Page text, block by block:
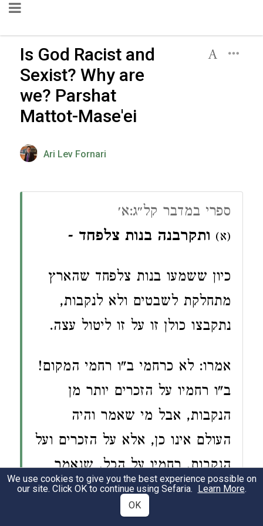
Is God Racist and
Sexist? Why are
we? Parshat
Mattot-Mase'ei
Ari Lev Fornari
ספרי במדבר קל״ג:א׳
(א) ותקרבנה בנות צלפחד -
כיון ששמעו בנות צלפחד שהארץ
מתחלקת לשבטים ולא לנקבות,
נתקבצו כולן זו על זו ליטול עצה.
אמרו: לא כרחמי ב"ו רחמי המקום!
ב"ו רחמיו על הזכרים יותר מן
הנקבות, אבל מי שאמר והיה
העולם אינו כן, אלא על הזכרים ועל
הנקבות, רחמיו על הכל, שנאמר
תהלים קמה טוב יי לכל ורחמיו על
We use cookies to give you the best experience possible on
our site. Click OK to continue using Sefaria. Learn More.
OK